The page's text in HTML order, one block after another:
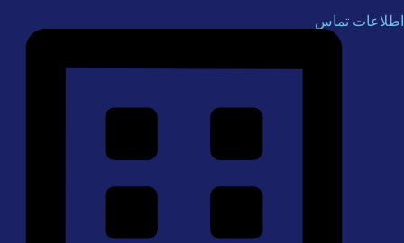
اطلاعات تماس